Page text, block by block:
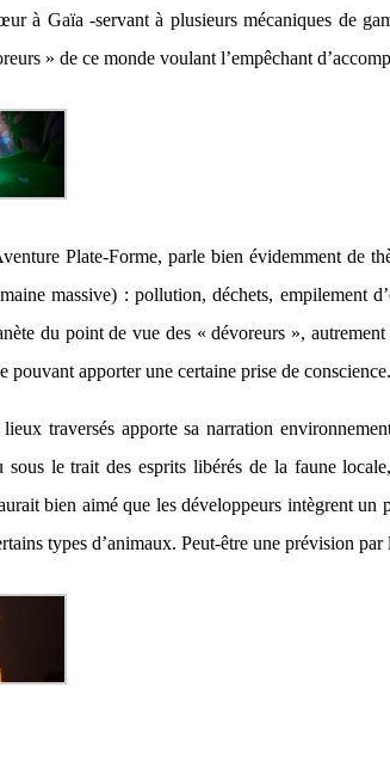
à Gaïa -servant à plusieurs mécaniques de
» de ce monde voulant l’empêchant
Plate-Forme, parle bien évidemment de
massive) : pollution, déchets,
du point de vue des « dévoreurs »,
pouvant apporter une certaine prise de conscience.
traversés apporte sa narration
le trait des esprits libérés de la faune
bien aimé que les développeurs intègrent
types d’animaux. Peut-être une prévision par